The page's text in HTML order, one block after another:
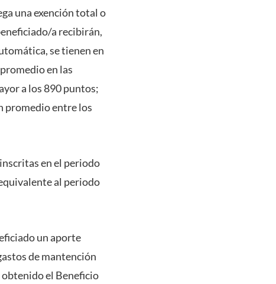
una exención total o
a recibirán,
se tienen en
en las
a los 890 puntos;
promedio entre los
en el periodo
al periodo
un aporte
de mantención
obtenido el Beneficio